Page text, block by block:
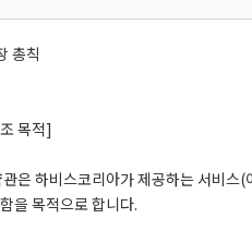
총칙
목적]
관은 하비스코리아가 제공하는 서비스
을 목적으로 합니다.